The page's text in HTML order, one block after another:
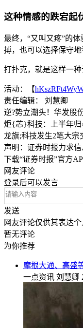
这种情感的跌宕起
最终，“又叫又疼”的
搏，也可以选择保守
打扑克，就是这样一
活动：【
责任编辑： 刘慧卿
逆?势立潮头！华发股
炬{芯}科技：上半年归
龙旗;科技发生2笔大宗
声明：证券时报力求
下载“证券时报”官方
网友评论
登录后可以发言
发送
网友评论仅供其表达
暂无评论
为你推荐
摩根大通、高盛
一点资讯 刘慧卿